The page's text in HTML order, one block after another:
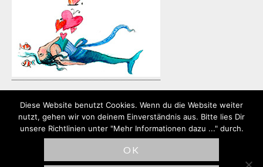
SCHREIBE EINEN
KOMMENTAR
Diese Website benutzt Cookies. Wenn du die Website weiter
nutzt, gehen wir von deinem Einverständnis aus. Bitte lies Dir
unsere Richtlinien unter "Mehr Informationen dazu ..." durch.
OK